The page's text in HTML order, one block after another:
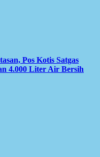
Pos Kotis Satgas
4.000 Liter Air Bersih